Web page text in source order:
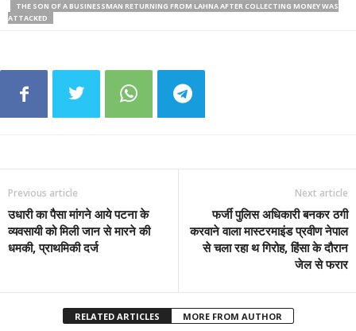
THE SON OF A BUSINESSMAN RETURNING FROM LAHNA AFTER COLLECTING MONEY WAS
ATTACKED
Previous article
उधारी का पैसा मांगने आये पटना के
व्यवसायी को मिली जान से मारने की
धमकी, प्राथमिकी दर्ज
Next article
फर्जी पुलिस अधिकारी बनकर ठगी
करवाने वाला मास्टरमाइंड प्रवीण नेपाल
से चला रहा थ गिरोह, हिंसा के दौरान
जेल से फरार
RELATED ARTICLES MORE FROM AUTHOR